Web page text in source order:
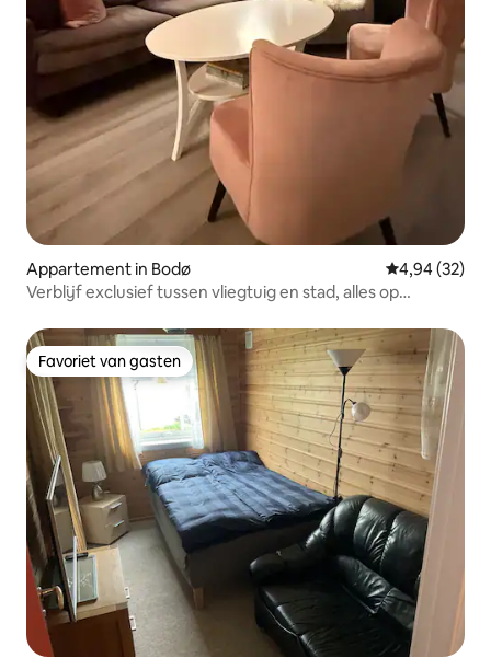
Appartement in Bodø Gemiddelde
4,94 (32)
Verblijf exclusief tussen vliegtuig en stad, alles op
Favoriet van gasten
Favoriet van gasten